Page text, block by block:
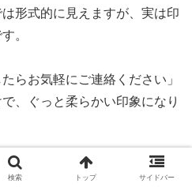
形式的に見えますが、実は印
。
らお気軽にご連絡ください」
、ぐっと柔らかい印象になり
検索 トップ サイドバー